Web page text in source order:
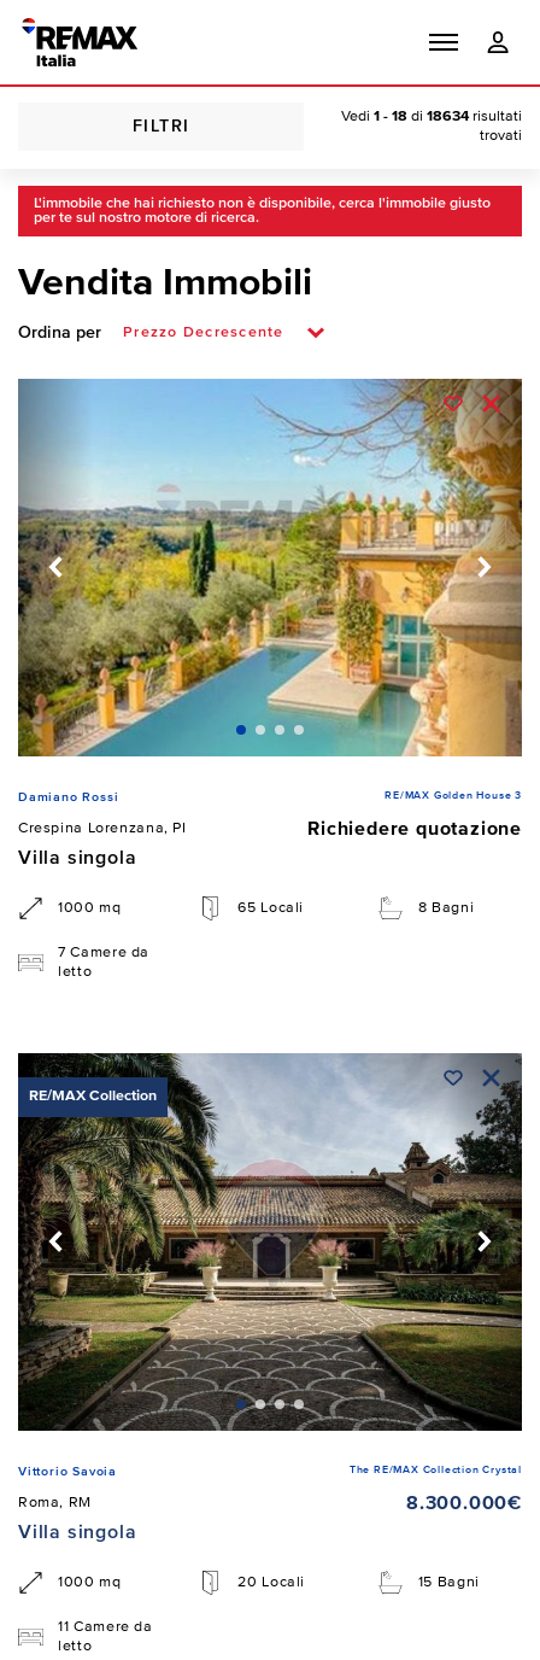
FILTRI
Vedi 1 - 18 di 18634risultati
trovati
L'immobile che hai richiesto non è disponibile, cerca l'immobile giusto
per te sul nostro motore di ricerca.
Vendita Immobili
Ordina per
Damiano Rossi RE/MAX Golden House 3
Crespina Lorenzana, PI
Richiedere quotazione
Villa singola
1000 mq 65 Locali 8 Bagni
7 Camere da
letto
RE/MAX Collection
Vittorio Savoia The RE/MAX Collection Crystal
Roma, RM
8.300.000€
Villa singola
1000 mq 20 Locali 15 Bagni
11 Camere da
letto